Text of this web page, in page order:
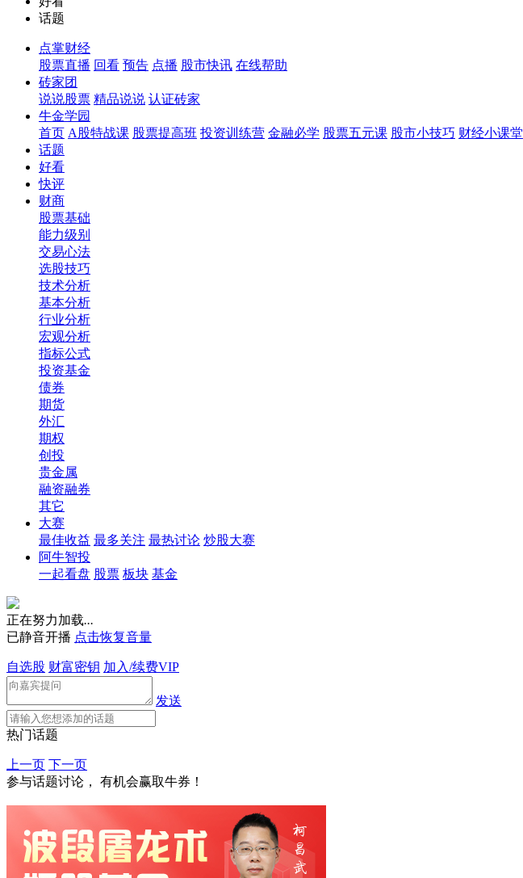
话题
点掌财经
股票直播 回看 预告 点播 股市快讯 在线帮助
砖家团
说说股票 精品说说 认证砖家
牛金学园
首页 A股特战课 股票提高班 投资训练营 金融必学 股票五元课 股市小技巧 财经小课堂
话题
好看
快评
财商
股票基础
能力级别
交易心法
选股技巧
技术分析
基本分析
行业分析
宏观分析
指标公式
投资基金
债券
期货
外汇
期权
创投
贵金属
融资融券
其它
大赛
最佳收益 最多关注 最热讨论 炒股大赛
阿牛智投
一起看盘 股票 板块 基金
正在努力加载...
已静音开播 点击恢复音量
自选股 财富密钥 加入/续费VIP
发送
热门话题
上一页 下一页
参与话题讨论， 有机会赢取牛券！